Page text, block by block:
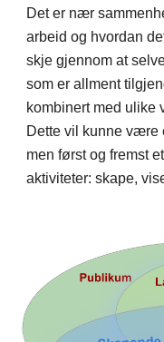
Det er nær
arbeid og hvordan
skje gjennom at
som er allment
kombinert med ulike
Dette vil kunne være
men først og fremst
aktiviteter: skape,